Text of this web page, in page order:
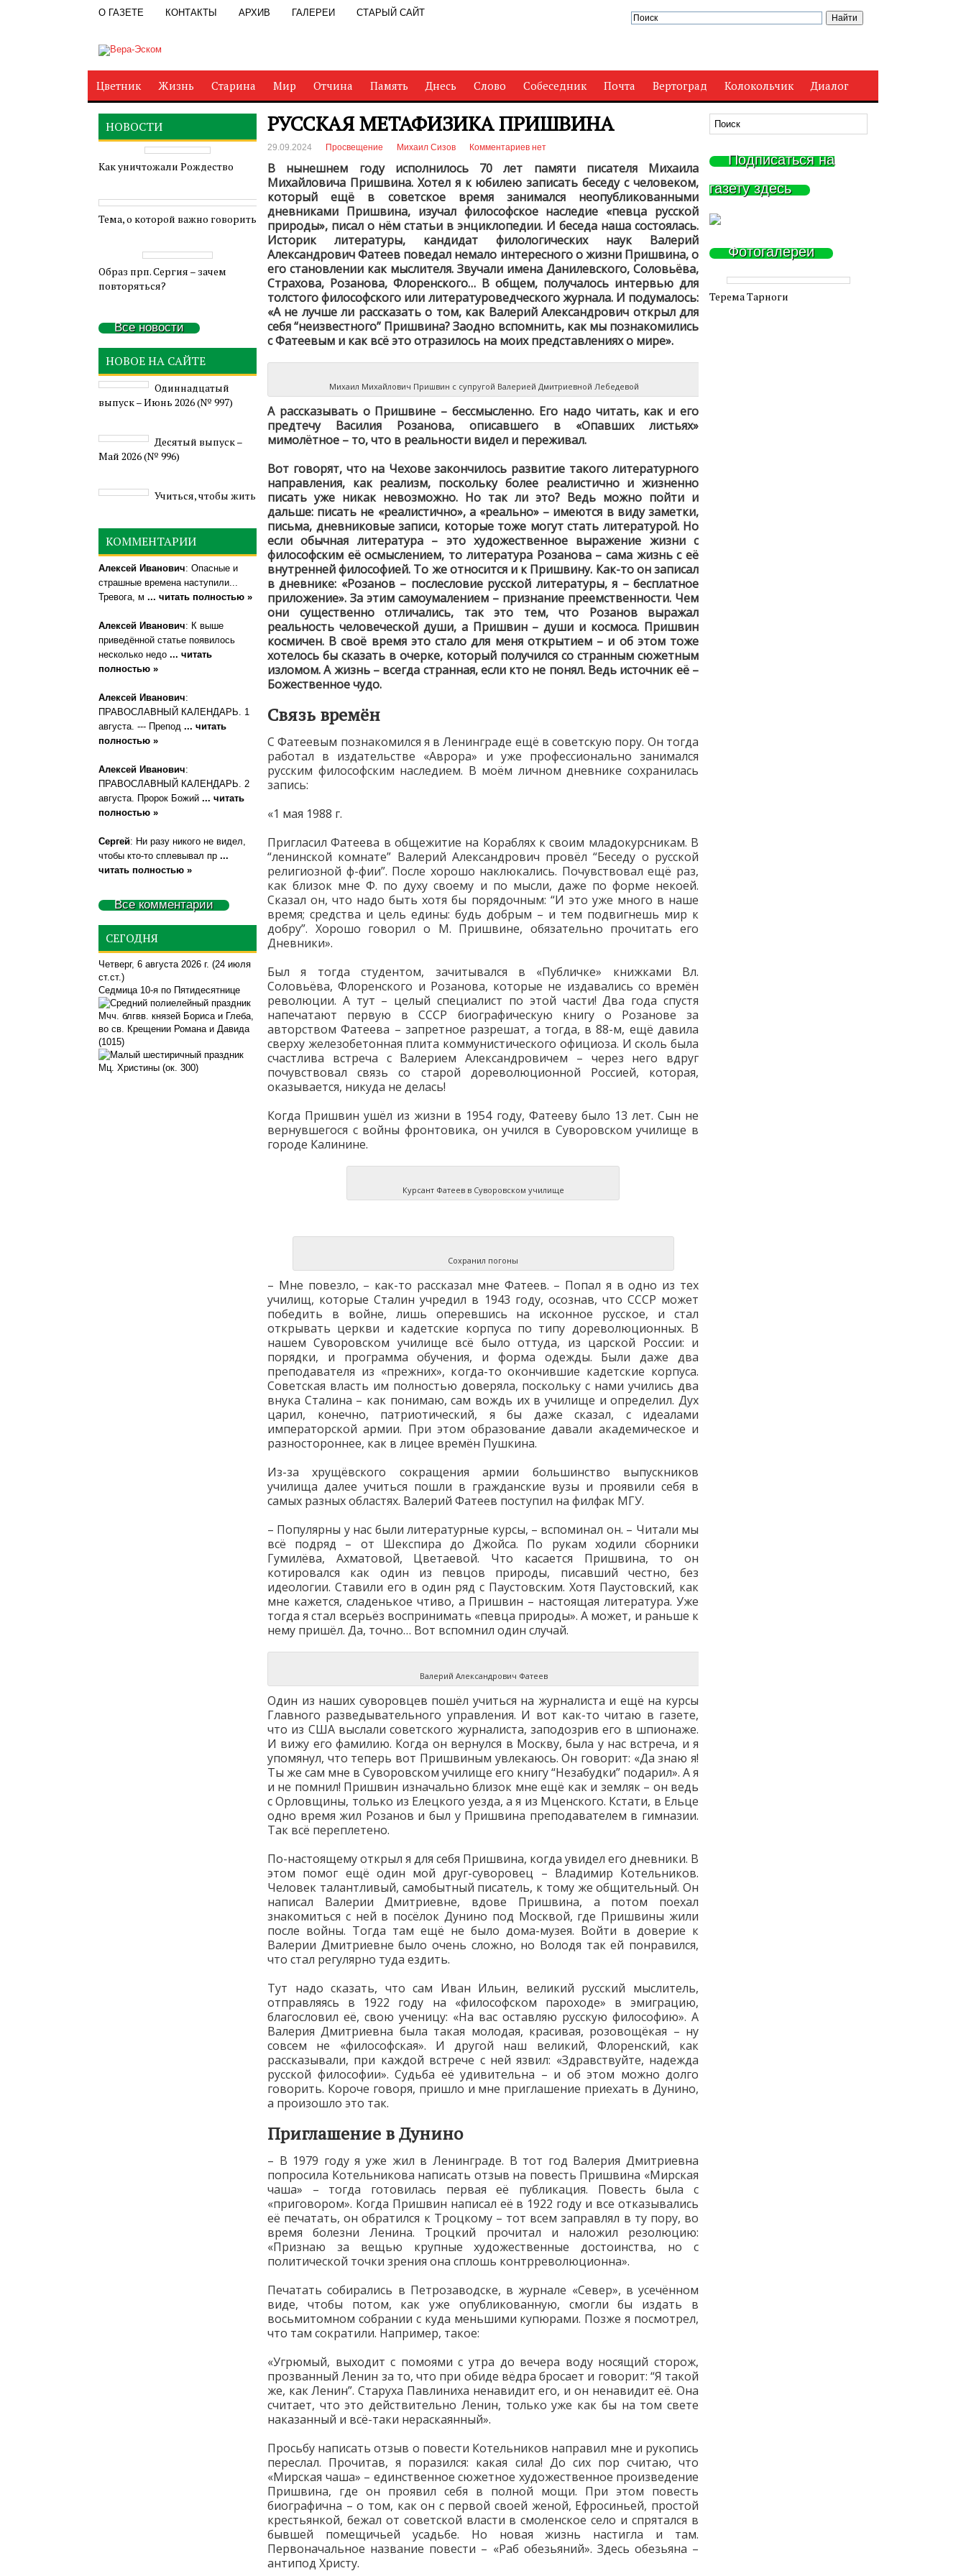
О ГАЗЕТЕ КОНТАКТЫ АРХИВ ГАЛЕРЕИ СТАРЫЙ САЙТ
Цветник Жизнь Старина Мир Отчина Память Днесь Слово Собеседник Почта Вертоград Колокольчик Диалог
РУССКАЯ МЕТАФИЗИКА ПРИШВИНА
29.09.2024 Просвещение Михаил Сизов Комментариев нет
В нынешнем году исполнилось 70 лет памяти писателя Михаила
Михайловича Пришвина. Хотел я к юбилею записать беседу с человеком,
который ещё в советское время занимался неопубликованными
дневниками Пришвина, изучал философское наследие «певца русской
природы», писал о нём статьи в энциклопедии. И беседа наша состоялась.
Историк литературы, кандидат филологических наук Валерий
Александрович Фатеев поведал немало интересного о жизни Пришвина, о
его становлении как мыслителя. Звучали имена Данилевского, Соловьёва,
Страхова, Розанова, Флоренского… В общем, получалось интервью для
толстого философского или литературоведческого журнала. И подумалось:
«А не лучше ли рассказать о том, как Валерий Александрович открыл для
себя “неизвестного” Пришвина? Заодно вспомнить, как мы познакомились
с Фатеевым и как всё это отразилось на моих представлениях о мире».
Михаил Михайлович Пришвин с супругой Валерией Дмитриевной Лебедевой
А рассказывать о Пришвине – бессмысленно. Его надо читать, как и его
предтечу Василия Розанова, описавшего в «Опавших листьях»
мимолётное – то, что в реальности видел и переживал.
Вот говорят, что на Чехове закончилось развитие такого литературного
направления, как реализм, поскольку более реалистично и жизненно
писать уже никак невозможно. Но так ли это? Ведь можно пойти и
дальше: писать не «реалистично», а «реально» – имеются в виду заметки,
письма, дневниковые записи, которые тоже могут стать литературой. Но
если обычная литература – это художественное выражение жизни с
философским её осмыслением, то литература Розанова – сама жизнь с её
внутренней философией. То же относится и к Пришвину. Как-то он записал
в дневнике: «Розанов – послесловие русской литературы, я – бесплатное
приложение». За этим самоумалением – признание преемственности. Чем
они существенно отличались, так это тем, что Розанов выражал
реальность человеческой души, а Пришвин – души и космоса. Пришвин
космичен. В своё время это стало для меня открытием – и об этом тоже
хотелось бы сказать в очерке, который получился со странным сюжетным
изломом. А жизнь – всегда странная, если кто не понял. Ведь источник её –
Божественное чудо.
Связь времён
С Фатеевым познакомился я в Ленинграде ещё в советскую пору. Он тогда
работал в издательстве «Аврора» и уже профессионально занимался
русским философским наследием. В моём личном дневнике сохранилась
запись:
«1 мая 1988 г.
Пригласил Фатеева в общежитие на Кораблях к своим младокурсникам. В
“ленинской комнате” Валерий Александрович провёл “Беседу о русской
религиозной ф-фии”. После хорошо наклюкались. Почувствовал ещё раз,
как близок мне Ф. по духу своему и по мысли, даже по форме некоей.
Сказал он, что надо быть хотя бы порядочным: “И это уже много в наше
время; средства и цель едины: будь добрым – и тем подвигнешь мир к
добру”. Хорошо говорил о М. Пришвине, обязательно прочитать его
Дневники».
Был я тогда студентом, зачитывался в «Публичке» книжками Вл.
Соловьёва, Флоренского и Розанова, которые не издавались со времён
революции. А тут – целый специалист по этой части! Два года спустя
напечатают первую в СССР биографическую книгу о Розанове за
авторством Фатеева – запретное разрешат, а тогда, в 88-м, ещё давила
сверху железобетонная плита коммунистического официоза. И сколь была
счастлива встреча с Валерием Александровичем – через него вдруг
почувствовал связь со старой дореволюционной Россией, которая,
оказывается, никуда не делась!
Когда Пришвин ушёл из жизни в 1954 году, Фатееву было 13 лет. Сын не
вернувшегося с войны фронтовика, он учился в Суворовском училище в
городе Калинине.
Курсант Фатеев в Суворовском училище
Сохранил погоны
– Мне повезло, – как-то рассказал мне Фатеев. – Попал я в одно из тех
училищ, которые Сталин учредил в 1943 году, осознав, что СССР может
победить в войне, лишь оперевшись на исконное русское, и стал
открывать церкви и кадетские корпуса по типу дореволюционных. В
нашем Суворовском училище всё было оттуда, из царской России: и
порядки, и программа обучения, и форма одежды. Были даже два
преподавателя из «прежних», когда-то окончившие кадетские корпуса.
Советская власть им полностью доверяла, поскольку с нами учились два
внука Сталина – как понимаю, сам вождь их в училище и определил. Дух
царил, конечно, патриотический, я бы даже сказал, с идеалами
императорской армии. При этом образование давали академическое и
разностороннее, как в лицее времён Пушкина.
Из-за хрущёвского сокращения армии большинство выпускников
училища далее учиться пошли в гражданские вузы и проявили себя в
самых разных областях. Валерий Фатеев поступил на филфак МГУ.
– Популярны у нас были литературные курсы, – вспоминал он. – Читали мы
всё подряд – от Шекспира до Джойса. По рукам ходили сборники
Гумилёва, Ахматовой, Цветаевой. Что касается Пришвина, то он
котировался как один из певцов природы, писавший честно, без
идеологии. Ставили его в один ряд с Паустовским. Хотя Паустовский, как
мне кажется, сладенькое чтиво, а Пришвин – настоящая литература. Уже
тогда я стал всерьёз воспринимать «певца природы». А может, и раньше к
нему пришёл. Да, точно… Вот вспомнил один случай.
Валерий Александрович Фатеев
Один из наших суворовцев пошёл учиться на журналиста и ещё на курсы
Главного разведывательного управления. И вот как-то читаю в газете,
что из США выслали советского журналиста, заподозрив его в шпионаже.
И вижу его фамилию. Когда он вернулся в Москву, была у нас встреча, и я
упомянул, что теперь вот Пришвиным увлекаюсь. Он говорит: «Да знаю я!
Ты же сам мне в Суворовском училище его книгу “Незабудки” подарил». А я
и не помнил! Пришвин изначально близок мне ещё как и земляк – он ведь
с Орловщины, только из Елецкого уезда, а я из Мценского. Кстати, в Ельце
одно время жил Розанов и был у Пришвина преподавателем в гимназии.
Так всё переплетено.
По-настоящему открыл я для себя Пришвина, когда увидел его дневники. В
этом помог ещё один мой друг-суворовец – Владимир Котельников.
Человек талантливый, самобытный писатель, к тому же общительный. Он
написал Валерии Дмитриевне, вдове Пришвина, а потом поехал
знакомиться с ней в посёлок Дунино под Москвой, где Пришвины жили
после войны. Тогда там ещё не было дома-музея. Войти в доверие к
Валерии Дмитриевне было очень сложно, но Володя так ей понравился,
что стал регулярно туда ездить.
Тут надо сказать, что сам Иван Ильин, великий русский мыслитель,
отправляясь в 1922 году на «философском пароходе» в эмиграцию,
благословил её, свою ученицу: «На вас оставляю русскую философию». А
Валерия Дмитриевна была такая молодая, красивая, розовощёкая – ну
совсем не «философская». И другой наш великий, Флоренский, как
рассказывали, при каждой встрече с ней язвил: «Здравствуйте, надежда
русской философии». Судьба её удивительна – и об этом можно долго
говорить. Короче говоря, пришло и мне приглашение приехать в Дунино,
а произошло это так.
Приглашение в Дунино
– В 1979 году я уже жил в Ленинграде. В тот год Валерия Дмитриевна
попросила Котельникова написать отзыв на повесть Пришвина «Мирская
чаша» – тогда готовилась первая её публикация. Повесть была с
«приговором». Когда Пришвин написал её в 1922 году и все отказывались
её печатать, он обратился к Троцкому – тот всем заправлял в ту пору, во
время болезни Ленина. Троцкий прочитал и наложил резолюцию:
«Признаю за вещью крупные художественные достоинства, но с
политической точки зрения она сплошь контрреволюционна».
Печатать собирались в Петрозаводске, в журнале «Север», в усечённом
виде, чтобы потом, как уже опубликованную, смогли бы издать в
восьмитомном собрании с куда меньшими купюрами. Позже я посмотрел,
что там сократили. Например, такое:
«Угрюмый, выходит с помоями с утра до вечера воду носящий сторож,
прозванный Ленин за то, что при обиде вёдра бросает и говорит: “Я такой
же, как Ленин”. Старуха Павлиниха ненавидит его, и он ненавидит её. Она
считает, что это действительно Ленин, только уже как бы на том свете
наказанный и всё-таки нераскаянный».
Просьбу написать отзыв о повести Котельников направил мне и рукопись
переслал. Прочитав, я поразился: какая сила! До сих пор считаю, что
«Мирская чаша» – единственное сюжетное художественное произведение
Пришвина, где он проявил себя в полной мощи. При этом повесть
биографична – о том, как он с первой своей женой, Ефросиньей, простой
крестьянкой, бежал от советской власти в смоленское село и спрятался в
бывшей помещичьей усадьбе. Но новая жизнь настигла и там.
Первоначальное название повести – «Раб обезьяний». Здесь обезьяна –
антипод Христу.
НОВОСТИ
Как уничтожали Рождество
Тема, о которой важно говорить
Образ прп. Сергия – зачем
повторяться?
Все новости
НОВОЕ НА САЙТЕ
Одиннадцатый
выпуск – Июнь 2026 (№ 997)
Деcятый выпуск –
Май 2026 (№ 996)
Учиться, чтобы жить
КОММЕНТАРИИ
Алексей Иванович: Опасные и
страшные времена наступили...
Тревога, м ... читать полностью »
Алексей Иванович: К выше
приведённой статье появилось
несколько недо ... читать
полностью »
Алексей Иванович:
ПРАВОСЛАВНЫЙ КАЛЕНДАРЬ. 1
августа. --- Препод ... читать
полностью »
Алексей Иванович:
ПРАВОСЛАВНЫЙ КАЛЕНДАРЬ. 2
августа. Пророк Божий ... читать
полностью »
Сергей: Ни разу никого не видел,
чтобы кто-то сплевывал пр ...
читать полностью »
Все комментарии
СЕГОДНЯ
Четверг, 6 августа 2026 г. (24 июля
ст.ст.)
Седмица 10-я по Пятидесятнице
Мчч. блгвв. князей Бориса и Глеба,
во св. Крещении Романа и Давида
(1015)
Мц. Христины (ок. 300)
Подписаться на
газету здесь
Фотогалереи
Терема Тарноги